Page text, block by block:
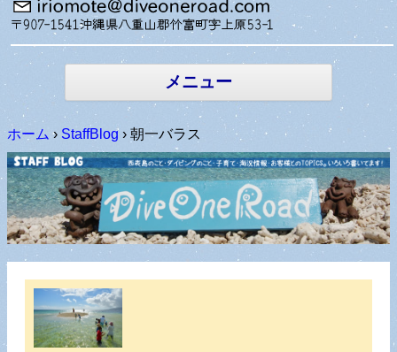
メニュー
コンテン
ホーム › StaffBlog › 朝一バラス